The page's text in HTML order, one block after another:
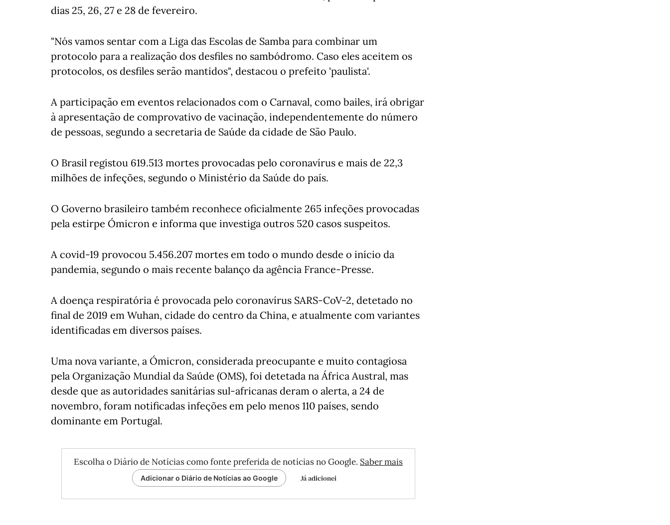
dias 25, 26, 27 e 28 de fevereiro.
"Nós vamos sentar com a Liga das Escolas de Samba para combinar um
protocolo para a realização dos desfiles no sambódromo. Caso eles aceitem os
protocolos, os desfiles serão mantidos", destacou o prefeito 'paulista'.
A participação em eventos relacionados com o Carnaval, como bailes, irá obrigar
à apresentação de comprovativo de vacinação, independentemente do número
de pessoas, segundo a secretaria de Saúde da cidade de São Paulo.
O Brasil registou 619.513 mortes provocadas pelo coronavírus e mais de 22,3
milhões de infeções, segundo o Ministério da Saúde do país.
O Governo brasileiro também reconhece oficialmente 265 infeções provocadas
pela estirpe Ómicron e informa que investiga outros 520 casos suspeitos.
A covid-19 provocou 5.456.207 mortes em todo o mundo desde o início da
pandemia, segundo o mais recente balanço da agência France-Presse.
A doença respiratória é provocada pelo coronavírus SARS-CoV-2, detetado no
final de 2019 em Wuhan, cidade do centro da China, e atualmente com variantes
identificadas em diversos países.
Uma nova variante, a Ómicron, considerada preocupante e muito contagiosa
pela Organização Mundial da Saúde (OMS), foi detetada na África Austral, mas
desde que as autoridades sanitárias sul-africanas deram o alerta, a 24 de
novembro, foram notificadas infeções em pelo menos 110 países, sendo
dominante em Portugal.
Escolha o Diário de Notícias como fonte preferida de notícias no Google. Saber mais
Adicionar o Diário de Notícias ao Google Já adicionei